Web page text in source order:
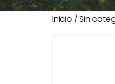
Inicio /Sin